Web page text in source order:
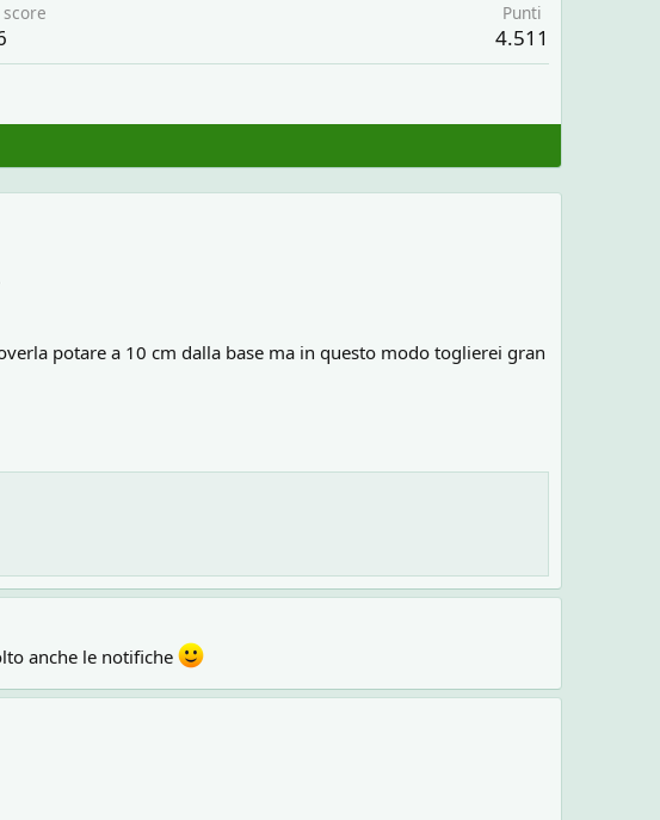
Punti
4.511
potare a 10 cm dalla base ma in questo modo toglierei gran
anche le notifiche